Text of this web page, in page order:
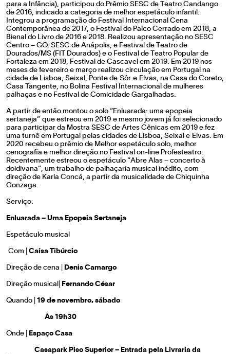
para a Infância), participou do Prêmio SESC de Teatro Candango
de 2016, indicado a categoria de melhor espetáculo infantil.
Integrou a programação do Festival Internacional Cena
Contemporânea de 2017, o Festival do Palco Cerrado em 2018, a
Bienal do Livro de 2016 e 2018. Realizou apresentação no SESC
Centro – GO, SESC de Anápolis, e Festival de Teatro de
Dourados/MS (FIT Dourados) e o Festival de Teatro Popular de
Fortaleza em 2018, Festival de Cascavel em 2019. Em 2019 nos
meses de fevereiro e março realizou circulação em Portugal na
cidade de Lisboa, Seixal, Ponte de Sôr e Elvas, na Casa do Coreto,
Casa Tangente, no Bolina Festival Internacional de mulheres
palhaças e no Festival de Comicidade Gargalhadas.
A partir de então montou o solo “Enluarada: uma epopeia
sertaneja” que estreou em 2019 e mesmo jovem já foi selecionado
para participar da Mostra SESC de Artes Cênicas em 2019 e fez
uma turnê em Portugal pelas cidades de Lisboa, Seixal e Elvas. Em
2020 recebeu o prêmio de Melhor espetáculo solo, melhor
cenografia e melhor direção no Festival on-line Profesteatro.
Recentemente estreou o espetáculo “Abre Alas – concerto à
doidivana”, um trabalho de palhaçaria musical inédito, com
direção de Karla Concá, a partir da musicalidade de Chiquinha
Gonzaga.
Serviço:
Enluarada – Uma Epopeia Sertaneja
Espetáculo musical
Com | Caísa Tibúrcio
Direção de cena | Denis Camargo
Direção musical| Fernando César
Quando | 19 de novembro, sábado
Às 19h30
Onde | Espaço Casa
Casapark Piso Superior – Entrada pela Livraria da